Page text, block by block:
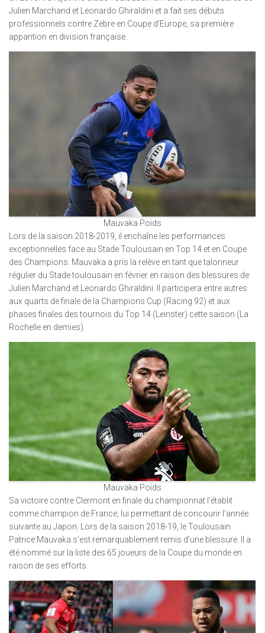
Julien Marchand et Leonardo Ghiraldini et a fait ses débuts
professionnels contre Zebre en Coupe d’Europe, sa première
apparition en division française.
Mauvaka Poids
Lors de la saison 2018-2019, il enchaîne les performances
exceptionnelles face au Stade Toulousain en Top 14 et en Coupe
des Champions. Mauvaka a pris la relève en tant que talonneur
régulier du Stade toulousain en février en raison des blessures de
Julien Marchand et Leonardo Ghiraldini. Il participera entre autres
aux quarts de finale de la Champions Cup (Racing 92) et aux
phases finales des tournois du Top 14 (Leinster) cette saison (La
Rochelle en demies).
Mauvaka Poids
Sa victoire contre Clermont en finale du championnat l’établit
comme champion de France, lui permettant de concourir l’année
suivante au Japon. Lors de la saison 2018-19, le Toulousain
Patrice Mauvaka s’est remarquablement remis d’une blessure. Il a
été nommé sur la liste des 65 joueurs de la Coupe du monde en
raison de ses efforts.